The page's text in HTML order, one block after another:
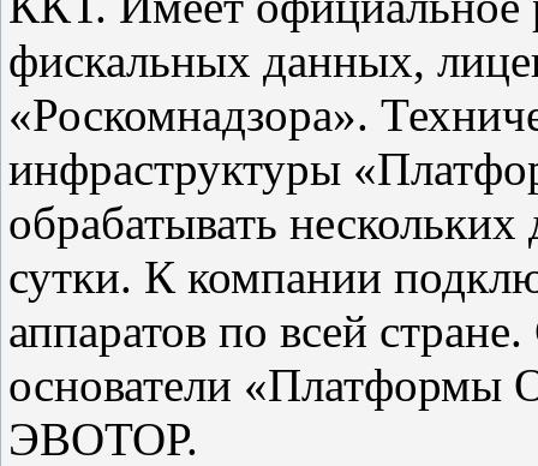
фискальных данных,
«Роскомнадзора».
инфраструктуры
обрабатывать
сутки. К компании
аппаратов по всей
основатели
ЭВОТОР.